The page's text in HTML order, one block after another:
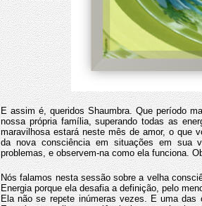
E assim é, queridos Shaumbra. Que período
nossa própria família, superando todas as
maravilhosa estará neste mês de amor, o que
da nova consciência em situações em sua
problemas, e observem-na como ela funciona.
Nós falamos nesta sessão sobre a velha
Energia porque ela desafia a definição, pelo
Ela não se repete inúmeras vezes. E uma das